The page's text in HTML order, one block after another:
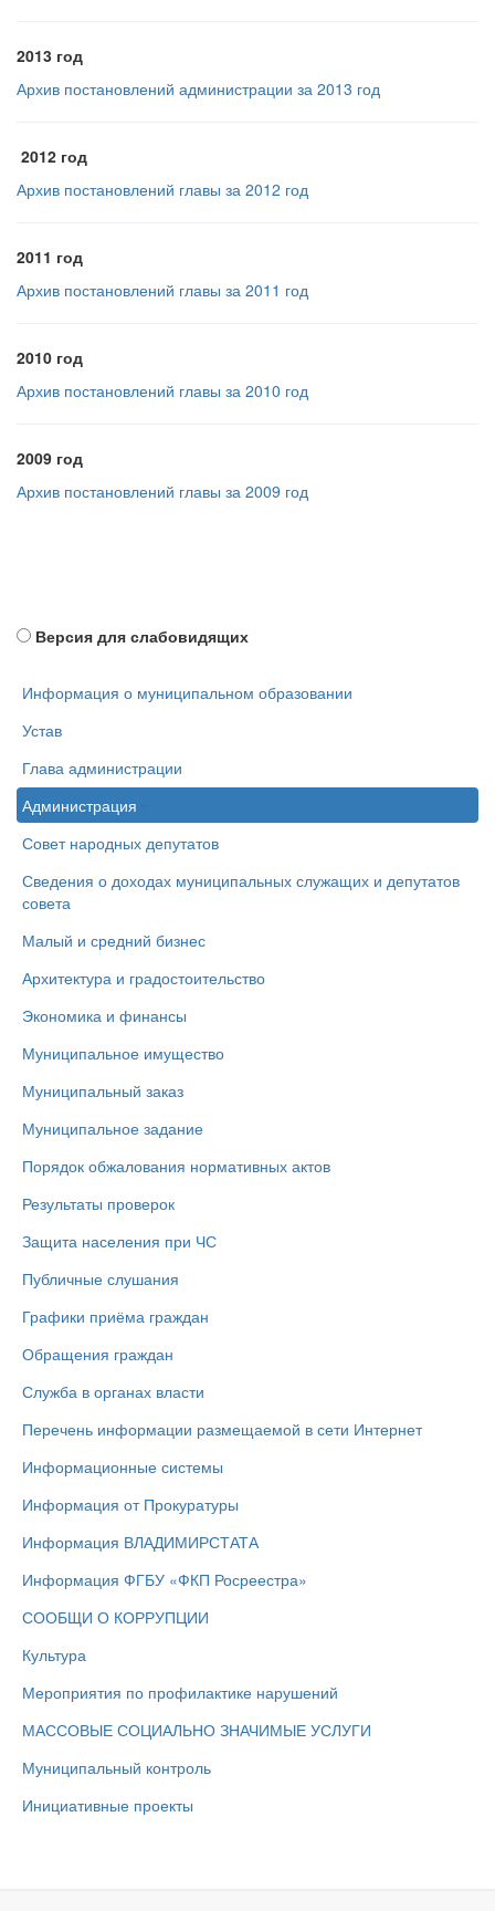
2013 год
Архив постановлений администрации за 2013 год
2012 год
Архив постановлений главы за 2012 год
2011 год
Архив постановлений главы за 2011 год
2010 год
Архив постановлений главы за 2010 год
2009 год
Архив постановлений главы за 2009 год
Версия для слабовидящих
Информация о муниципальном образовании
Устав
Глава администрации
Администрация
Совет народных депутатов
Сведения о доходах муниципальных служащих и депутатов
совета
Малый и средний бизнес
Архитектура и градостоительство
Экономика и финансы
Муниципальное имущество
Муниципальный заказ
Муниципальное задание
Порядок обжалования нормативных актов
Результаты проверок
Защита населения при ЧС
Публичные слушания
Графики приёма граждан
Обращения граждан
Служба в органах власти
Перечень информации размещаемой в сети Интернет
Информационные системы
Информация от Прокуратуры
Информация ВЛАДИМИРСТАТА
Информация ФГБУ «ФКП Росреестра»
СООБЩИ О КОРРУПЦИИ
Культура
Мероприятия по профилактике нарушений
МАССОВЫЕ СОЦИАЛЬНО ЗНАЧИМЫЕ УСЛУГИ
Муниципальный контроль
Инициативные проекты